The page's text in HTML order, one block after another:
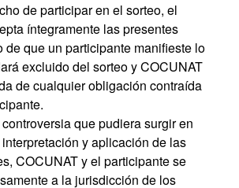
de participar en el sorteo, el
íntegramente las presentes
de que un participante manifieste lo
excluido del sorteo y COCUNAT
de cualquier obligación contraída
que pudiera surgir en
y aplicación de las
COCUNAT y el participante se
a la jurisdicción de los